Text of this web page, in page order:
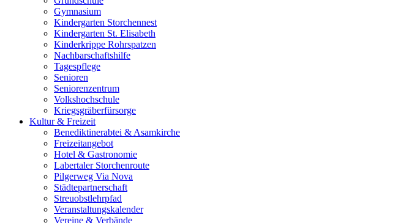
Gymnasium
Kindergarten Storchennest
Kindergarten St. Elisabeth
Kinderkrippe Rohrspatzen
Nachbarschaftshilfe
Tagespflege
Senioren
Seniorenzentrum
Volkshochschule
Kriegsgräberfürsorge
Kultur & Freizeit
Benediktinerabtei & Asamkirche
Freizeitangebot
Hotel & Gastronomie
Labertaler Storchenroute
Pilgerweg Via Nova
Städtepartnerschaft
Streuobstlehrpfad
Veranstaltungskalender
Vereine & Verbände